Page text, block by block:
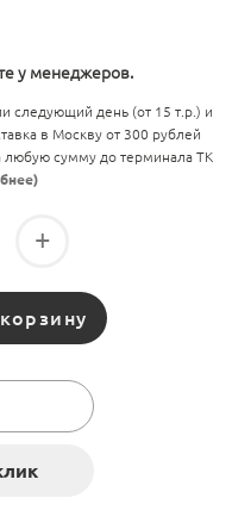
у менеджеров.
следующий день (от 15 т.р.) и
в Москву от 300 рублей
любую сумму до терминала ТК
+